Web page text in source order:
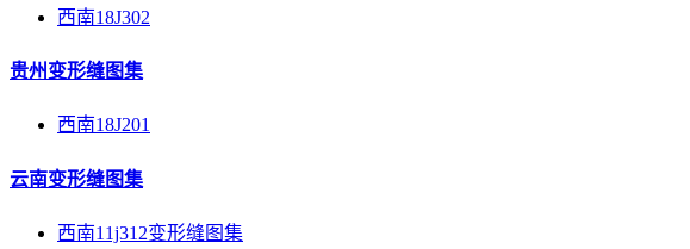
西南18J302
贵州变形缝图集
西南18J201
云南变形缝图集
西南11j312变形缝图集